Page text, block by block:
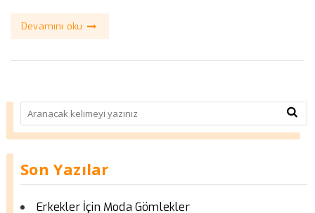
Devamını oku
Son Yazılar
Erkekler İçin Moda Gömlekler